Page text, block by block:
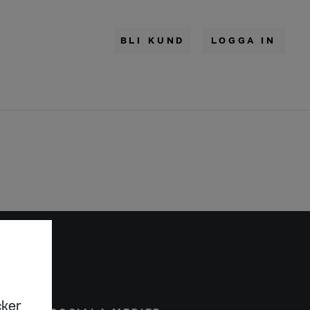
BLI KUND LOGGA IN